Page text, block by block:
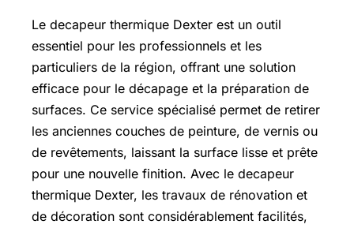
Le decapeur thermique Dexter est un outil
essentiel pour les professionnels et les
particuliers de la région, offrant une solution
efficace pour le décapage et la préparation de
surfaces. Ce service spécialisé permet de retirer
les anciennes couches de peinture, de vernis ou
de revêtements, laissant la surface lisse et prête
pour une nouvelle finition. Avec le decapeur
thermique Dexter, les travaux de rénovation et
de décoration sont considérablement facilités,